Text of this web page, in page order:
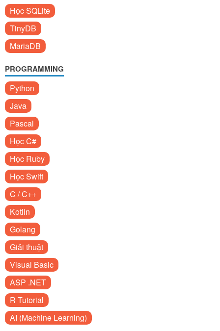
Học SQLite
TinyDB
MariaDB
PROGRAMMING
Python
Java
Pascal
Học C#
Học Ruby
Học Swift
C / C++
Kotlin
Golang
Giải thuật
Visual Basic
ASP .NET
R Tutorial
AI (Machine Learning)